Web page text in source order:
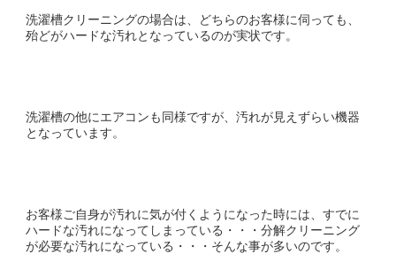
洗濯槽クリーニングの場合は、どちらのお客様に伺っても、
殆どがハードな汚れとなっているのが実状です。
洗濯槽の他にエアコンも同様ですが、汚れが見えずらい機器
となっています。
お客様ご自身が汚れに気が付くようになった時には、すでに
ハードな汚れになってしまっている・・・分解クリーニング
が必要な汚れになっている・・・そんな事が多いのです。